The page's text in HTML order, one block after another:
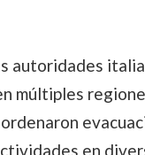
autoridades
múltiples
en